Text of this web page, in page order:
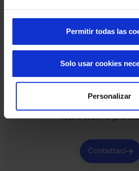
Permitir todas las
Personalizar
Solo usar cookies
Hai bisogno di
Se non trovi quello che cerchi o
nostro team di
Contattaci